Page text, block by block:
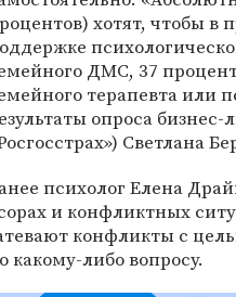
хотят, чтобы
ДМС, 37
терапевта или
опроса
Светлана
психолог Елена
и конфликтных
конфликты с
какому-либо вопросу.